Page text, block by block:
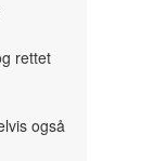
rettet
også